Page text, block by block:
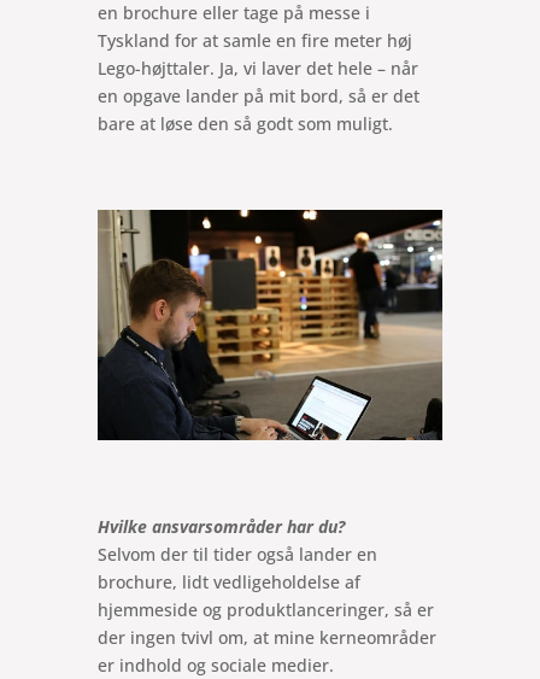
en brochure eller tage på messe i
Tyskland for at samle en fire meter høj
Lego-højttaler. Ja, vi laver det hele – når
en opgave lander på mit bord, så er det
bare at løse den så godt som muligt.
Hvilke ansvarsområder har du?
Selvom der til tider også lander en
brochure, lidt vedligeholdelse af
hjemmeside og produktlanceringer, så er
der ingen tvivl om, at mine kerneområder
er indhold og sociale medier.